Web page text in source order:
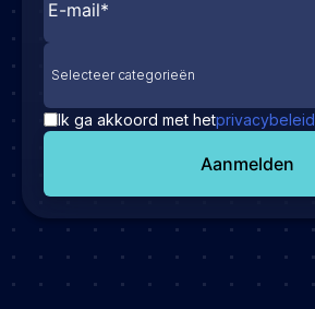
Selecteer categorieën
Ik ga akkoord met hetprivacybeleid
Aanmelden